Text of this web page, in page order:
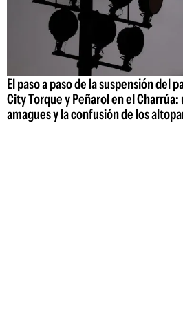
El paso a paso de la suspensión
City Torque y Peñarol en el
amagues y la confusión de los